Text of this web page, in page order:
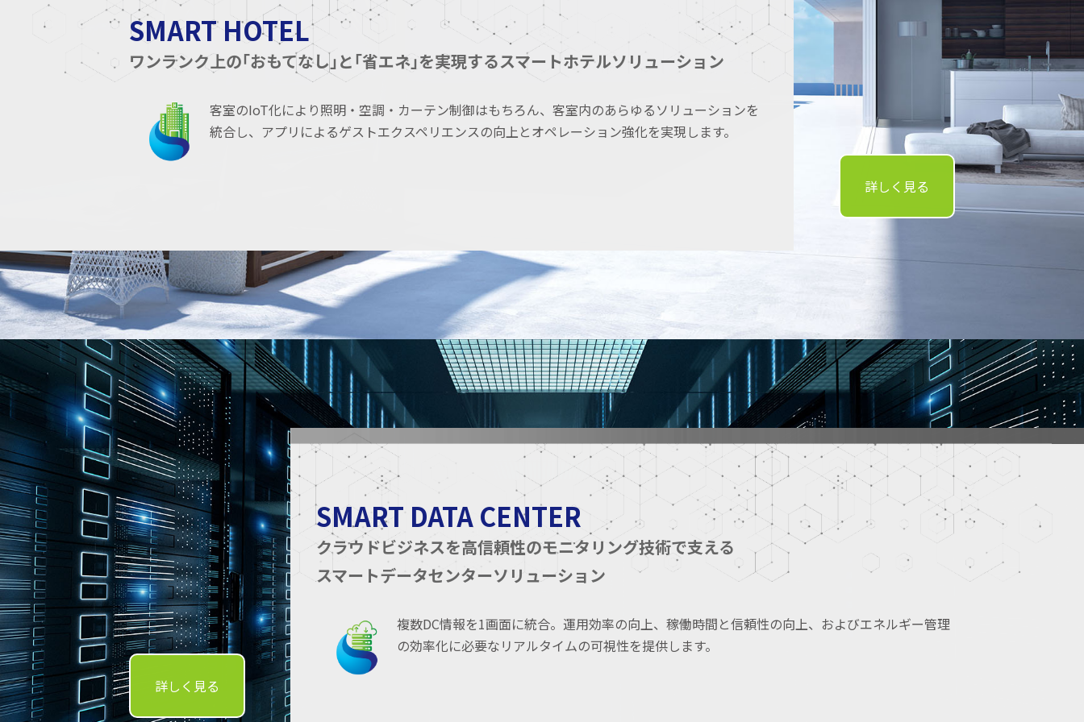
SMART HOTEL
ワンランク上の｢おもてなし｣と｢省エネ｣を実現するスマートホテルソリューション
客室のIoT化により照明・空調・カーテン制御はもちろん、客室内のあらゆるソリューションを
統合し、アプリによるゲストエクスペリエンスの向上とオペレーション強化を実現します。
詳しく見る
詳しく見る
SMART DATA CENTER
クラウドビジネスを高信頼性のモニタリング技術で支える
スマートデータセンターソリューション
複数DC情報を1画面に統合。運用効率の向上、稼働時間と信頼性の向上、およびエネルギー管理
の効率化に必要なリアルタイムの可視性を提供します。